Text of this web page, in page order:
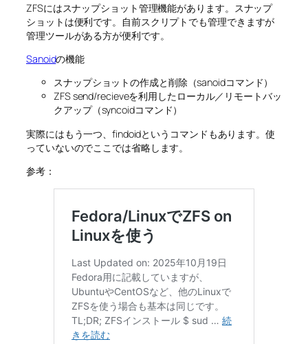
ZFSにはスナップショット管理機能があります。スナップ
ショットは便利です。自前スクリプトでも管理できますが
管理ツールがある方が便利です。
Sanoidの機能
スナップショットの作成と削除（sanoidコマンド）
ZFS send/recieveを利用したローカル／リモートバッ
クアップ（syncoidコマンド）
実際にはもう一つ、findoidというコマンドもあります。使
っていないのでここでは省略します。
参考：